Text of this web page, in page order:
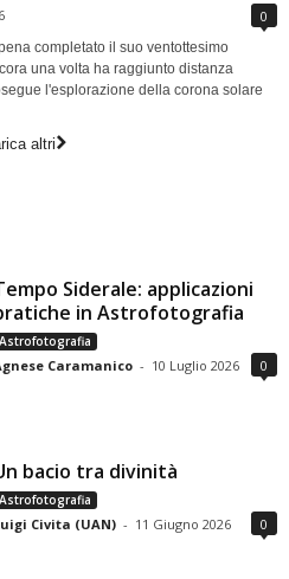
0
completato il suo ventottesimo
una volta ha raggiunto distanza
l'esplorazione della corona solare
altri
Siderale: applicazioni
in Astrofotografia
Astrofotografia
Caramanico - 10 Luglio 2026 0
bacio tra divinità
Astrofotografia
Civita (UAN) - 11 Giugno 2026 0